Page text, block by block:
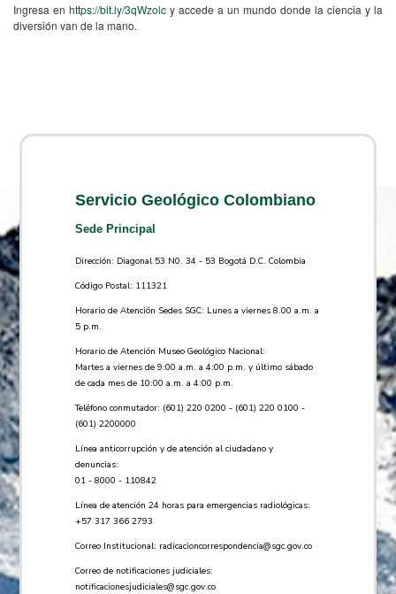
Ingresa en https://bit.ly/3qWzolc y accede a un mundo donde la ciencia y la
diversión van de la mano.
Servicio Geológico Colombiano
Sede Principal
Dirección: Diagonal 53 N0. 34 - 53 Bogotá D.C. Colombia
Código Postal: 111321
Horario de Atención Sedes SGC: Lunes a viernes 8.00 a.m. a
5 p.m.
Horario de Atención Museo Geológico Nacional:
Martes a viernes de 9:00 a.m. a 4:00 p.m. y último sábado
de cada mes de 10:00 a.m. a 4:00 p.m.
Teléfono conmutador: (601) 220 0200 - (601) 220 0100 -
(601) 2200000
Línea anticorrupción y de atención al ciudadano y
denuncias:
01 - 8000 - 110842
Línea de atención 24 horas para emergencias radiológicas:
+57 ​317 366 2793
Correo Institucional: radicacioncorrespondencia@sgc.gov.co
Correo de notificaciones judiciales:
notificacionesjudiciales@sgc.gov.co